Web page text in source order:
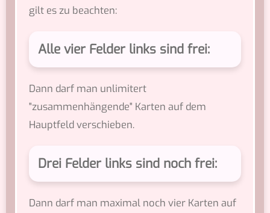
gilt es zu beachten:
Alle vier Felder links sind frei:
Dann darf man unlimitert
"zusammenhängende" Karten auf dem
Hauptfeld verschieben.
Drei Felder links sind noch frei:
Dann darf man maximal noch vier Karten auf